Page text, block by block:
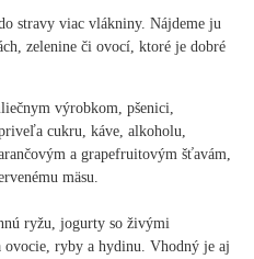
stravy viac vlákniny. Nájdeme ju
zelenine či ovocí, ktoré je dobré
výrobkom, pšenici,
cukru, káve, alkoholu,
a grapefruitovým šťavám,
mäsu.
ryžu, jogurty so živými
ryby a hydinu. Vhodný je aj